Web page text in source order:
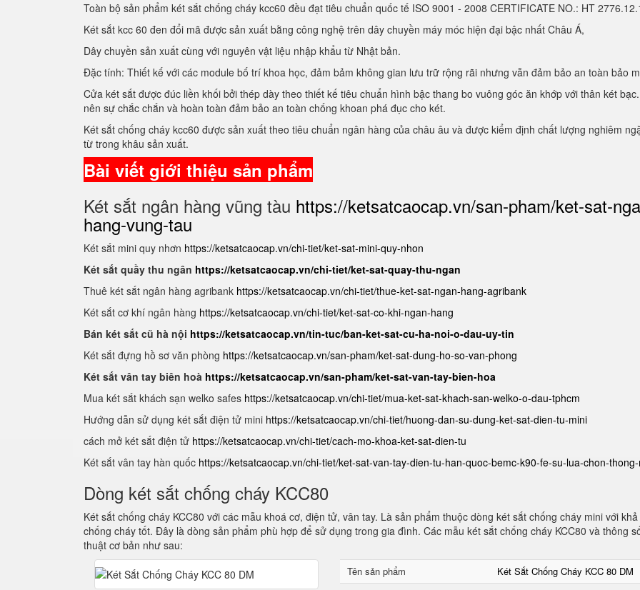
Toàn bộ sản phẩm két sắt chống cháy kcc60 đều đạt tiêu chuẩn quốc tế ISO 9001 - 2008 CERTIFICATE NO.: HT
Két sắt kcc 60 đen đổi mã được sản xuất bằng công nghệ trên dây chuyền máy móc hiện đại bậc nhất Châu Á,
Dây chuyền sản xuất cùng với nguyên vật liệu nhập khẩu từ Nhật bản.
Đặc tính: Thiết kế với các module bố trí khoa học, đảm bảm không gian lưu trữ rộng rãi nhưng vẫn đảm bảo an toàn bảo
Cửa két sắt được đúc liền khối bởi thép dày theo thiết kế tiêu chuẩn hình bậc thang bo vuông góc ăn khớp với thân két
nên sự chắc chắn và hoàn toàn đảm bảo an toàn chống khoan phá đục cho két.
Két sắt chống cháy kcc60 được sản xuất theo tiêu chuẩn ngân hàng của châu âu và được kiểm định chất lượng nghiêm
từ trong khâu sản xuất.
Bài viết giới thiệu sản phẩm
Két sắt ngân hàng vũng tàu https://ketsatcaocap.vn/san-pham/ket-sat-
hang-vung-tau
Két sắt mini quy nhơn https://ketsatcaocap.vn/chi-tiet/ket-sat-mini-quy-nhon
Két sắt quầy thu ngân https://ketsatcaocap.vn/chi-tiet/ket-sat-quay-thu-ngan
Thuê két sắt ngân hàng agribank https://ketsatcaocap.vn/chi-tiet/thue-ket-sat-ngan-hang-agribank
Két sắt cơ khí ngân hàng https://ketsatcaocap.vn/chi-tiet/ket-sat-co-khi-ngan-hang
Bán két sắt cũ hà nội https://ketsatcaocap.vn/tin-tuc/ban-ket-sat-cu-ha-noi-o-dau-uy-tin
Két sắt đựng hồ sơ văn phòng https://ketsatcaocap.vn/san-pham/ket-sat-dung-ho-so-van-phong
Két sắt vân tay biên hoà https://ketsatcaocap.vn/san-pham/ket-sat-van-tay-bien-hoa
Mua két sắt khách sạn welko safes https://ketsatcaocap.vn/chi-tiet/mua-ket-sat-khach-san-welko-o-dau-tphcm
Hướng dẫn sử dụng két sắt điện tử mini https://ketsatcaocap.vn/chi-tiet/huong-dan-su-dung-ket-sat-dien-tu-mini
cách mở két sắt điện tử https://ketsatcaocap.vn/chi-tiet/cach-mo-khoa-ket-sat-dien-tu
Két sắt vân tay hàn quốc https://ketsatcaocap.vn/chi-tiet/ket-sat-van-tay-dien-tu-han-quoc-bemc-k90-fe-su-lua-chon-
Dòng két sắt chống cháy KCC80
Két sắt chống cháy KCC80 với các mẫu khoá cơ, điện tử, vân tay. Là sản phẩm thuộc dòng két sắt chống cháy mini với
chống cháy tốt. Đây là dòng sản phẩm phù hợp để sử dụng trong gia đình. Các mẫu két sắt chống cháy KCC80 và thông
thuật cơ bản như sau:
Tên sản phẩm
Két Sắt Chống Cháy KCC 80 DM